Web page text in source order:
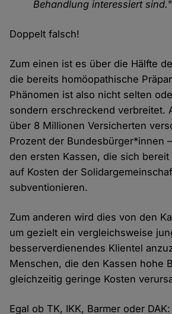
Behandlung interessiert sind."
Doppelt falsch!
Zum einen ist es über die Hälfte
die bereits homöopathische
Phänomen ist also nicht selten
sondern erschreckend verbreitet.
über 8 Millionen Versicherten
Prozent der Bundesbürger*innen
den ersten Kassen, die sich
auf Kosten der
subventionieren.
Zum anderen wird dies von den
um gezielt ein vergleichsweise
besserverdienendes Klientel
Menschen, die den Kassen hohe
gleichzeitig geringe Kosten
Egal ob TK, IKK, Barmer oder